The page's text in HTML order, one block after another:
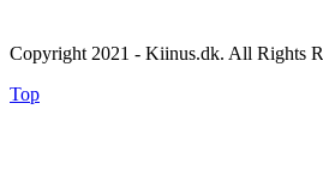
Copyright 2021 - Kiinus.dk. All Rights
Top